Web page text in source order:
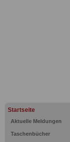
Startseite
Aktuelle Meldungen
Taschenbücher